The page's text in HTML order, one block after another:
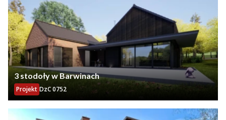
3 stodoły w Barwinach
Projekt DzC 0752